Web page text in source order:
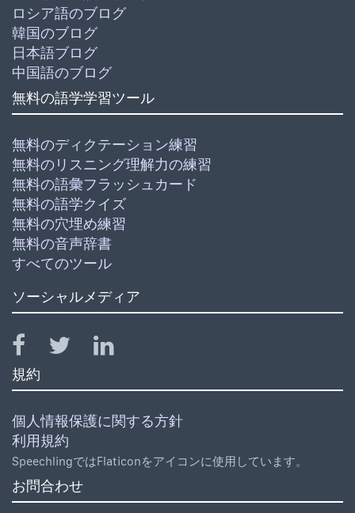
ロシア語のブログ
韓国のブログ
日本語ブログ
中国語のブログ
無料の語学学習ツール
無料のディクテーション練習
無料のリスニング理解力の練習
無料の語彙フラッシュカード
無料の語学クイズ
無料の穴埋め練習
無料の音声辞書
すべてのツール
ソーシャルメディア
規約
個人情報保護に関する方針
利用規約
SpeechlingではFlaticonをアイコンに使用しています。
お問合わせ